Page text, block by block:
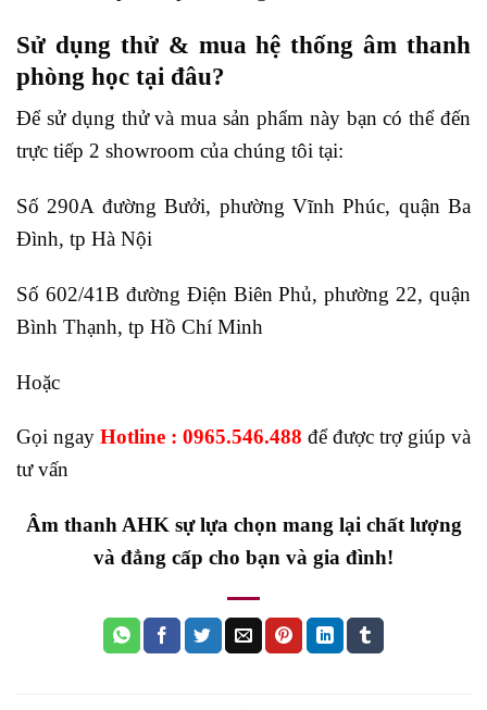
Sử dụng thử & mua hệ thống âm thanh
phòng học tại đâu?
Để sử dụng thử và mua sản phẩm này bạn có thể đến
trực tiếp 2 showroom của chúng tôi tại:
Số 290A đường Bưởi, phường Vĩnh Phúc, quận Ba
Đình, tp Hà Nội
Số 602/41B đường Điện Biên Phủ, phường 22, quận
Bình Thạnh, tp Hồ Chí Minh
Hoặc
Gọi ngay Hotline : 0965.546.488 để được trợ giúp và
tư vấn
Âm thanh AHK sự lựa chọn mang lại chất lượng
và đẳng cấp cho bạn và gia đình!